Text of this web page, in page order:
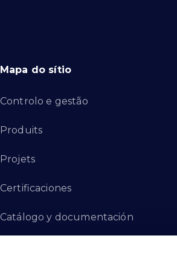
Mapa do sítio
Controlo e gestão
Produits
Projets
Certificaciones
Catálogo y documentación